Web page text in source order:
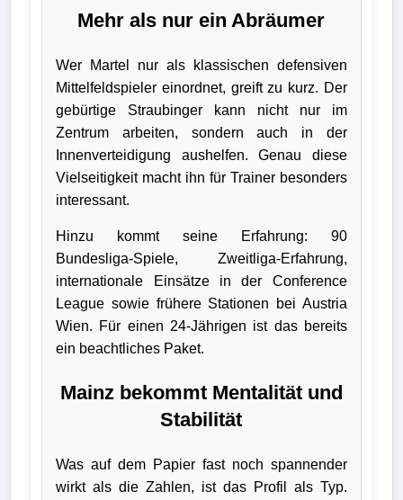
SONSTIGES
Fußballspieler
Vereine
Kader
Wappen
Flutlichtbarde
Mehr als nur ein Abräumer
Wer Martel nur als klassischen defensiven
Mittelfeldspieler einordnet, greift zu kurz. Der
gebürtige Straubinger kann nicht nur im
Zentrum arbeiten, sondern auch in der
Innenverteidigung aushelfen. Genau diese
Vielseitigkeit macht ihn für Trainer besonders
interessant.
Hinzu kommt seine Erfahrung: 90
Bundesliga-Spiele, Zweitliga-Erfahrung,
internationale Einsätze in der Conference
League sowie frühere Stationen bei Austria
Wien. Für einen 24-Jährigen ist das bereits
ein beachtliches Paket.
Mainz bekommt Mentalität und
Stabilität
Was auf dem Papier fast noch spannender
wirkt als die Zahlen, ist das Profil als Typ.